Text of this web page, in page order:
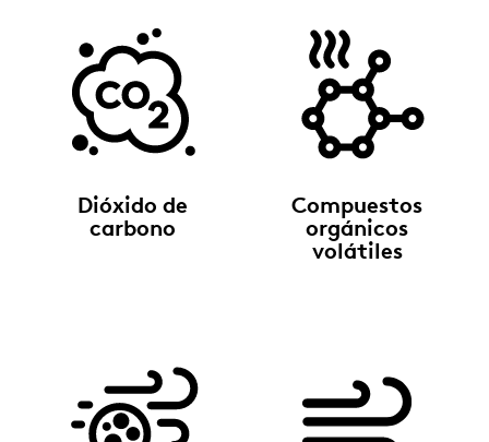
Dióxido de
carbono
Compuestos
orgánicos
volátiles